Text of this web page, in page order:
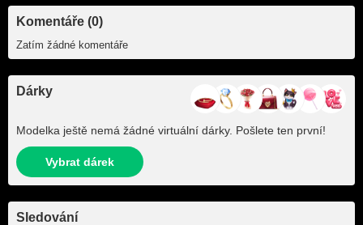
Komentáře (0)
Zatím žádné komentáře
Dárky
Modelka ještě nemá žádné virtuální dárky. Pošlete ten první!
Vybrat dárek
Sledování